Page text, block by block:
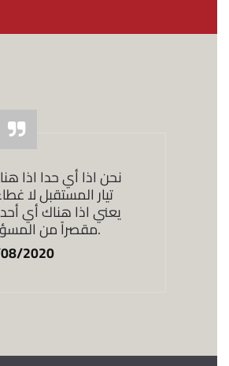
نحن اذا أي حدا اذا
تيار المستقبل لا
يعني اذا هناك أي أحد
08/2020